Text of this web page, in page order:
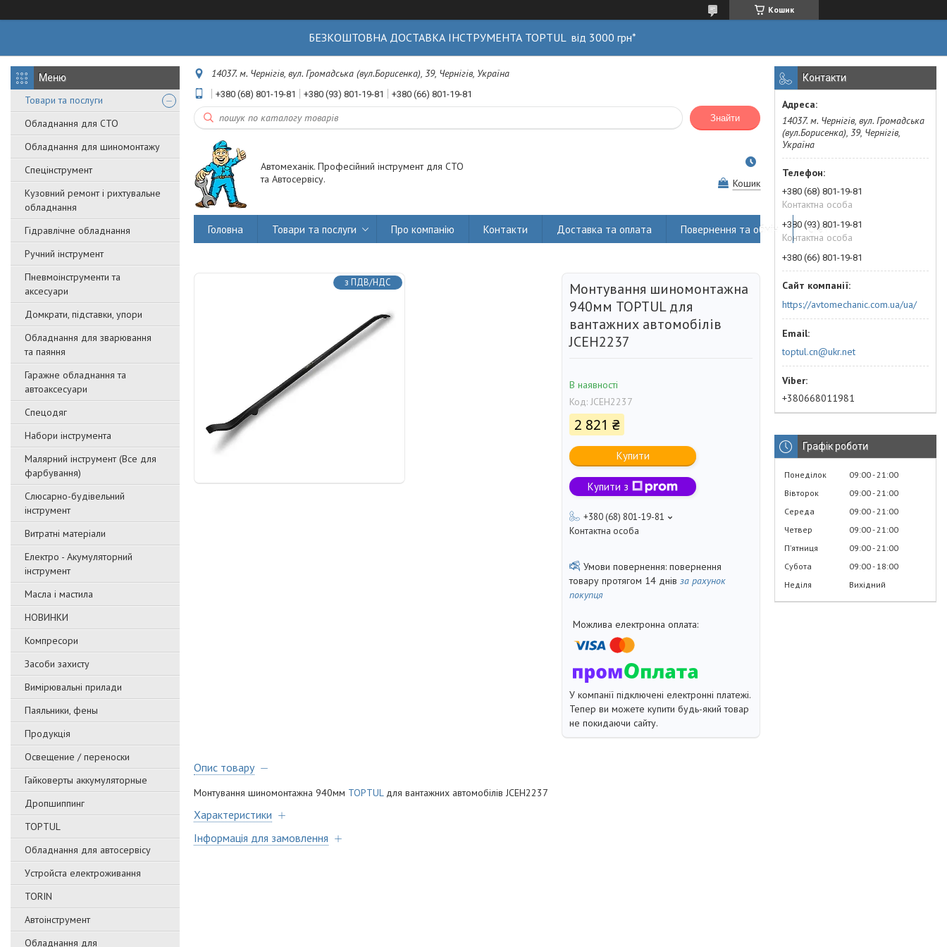
Кошик
БЕЗКОШТОВНА ДОСТАВКА ІНСТРУМЕНТА TOPTUL від 3000 грн*
Товари та послуги
Обладнання для СТО
Обладнання для шиномонтажу
Спецінструмент
Кузовний ремонт і рихтувальне
обладнання
Гідравлічне обладнання
Ручний інструмент
Пневмоінструменти та
аксесуари
Домкрати, підставки, упори
Обладнання для зварювання
та паяння
Гаражне обладнання та
автоаксесуари
Спецодяг
Набори інструмента
Малярний інструмент (Все для
фарбування)
Слюсарно-будівельний
інструмент
Витратні матеріали
Електро - Акумуляторний
інструмент
Масла і мастила
НОВИНКИ
Компресори
Засоби захисту
Вимірювальні прилади
Паяльники, фены
Продукція
Освещение / переноски
Гайковерты аккумуляторные
Дропшиппинг
TOPTUL
Обладнання для автосервісу
Уcтpoйстa елeктpoживання
TORIN
Автоінструмент
Обладнання для
14037. м. Чернігів, вул. Громадська (вул.Борисенка), 39, Чернігів, Україна
+380 (68) 801-19-81 +380 (93) 801-19-81 +380 (66) 801-19-81
Знайти
Автомеханік. Професійний інструмент для СТО
та Автосервісу.
Кошик
Головна Товари та послуги Про компанію Контакти Доставка та оплата Повернення та обмін Статті
з ПДВ/НДС
Монтування шиномонтажна
940мм TOPTUL для
вантажних автомобілів
JCEH2237
В наявності
Код: JCEH2237
2 821 ₴
Купити
Купити з
+380 (68) 801-19-81
Контактна особа
повернення
товару протягом 14 днів за рахунок
покупця
У компанії підключені електронні платежі.
Тепер ви можете купити будь-який товар
не покидаючи сайту.
Опис товару
Монтування шиномонтажна 940мм TOPTULдля вантажних автомобілів JCEH2237
Характеристики
Інформація для замовлення
Контакти
14037. м. Чернігів, вул. Громадська
(вул.Борисенка), 39, Чернігів,
Україна
+380 (68) 801-19-81
Контактна особа
+380 (93) 801-19-81
Контактна особа
+380 (66) 801-19-81
https://avtomechanic.com.ua/ua/
toptul.cn@ukr.net
+380668011981
Графік роботи
Понеділок 09:00 21:00
Вівторок
09:00 21:00
Середа
09:00 21:00
Четвер
09:00 21:00
Пʼятниця
09:00 21:00
Субота
09:00 18:00
Неділя
Вихідний